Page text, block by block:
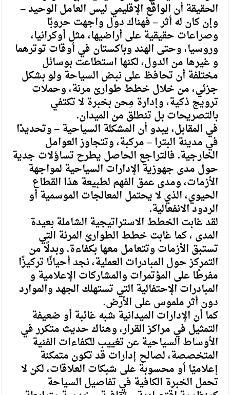
الحقيقة أن الواقع الإقليمي ليس العامل الوحيد –
وإن كان له أثر – فهناك دول واجهت حروبًا
وصراعات حقيقية على أراضيها، مثل أوكرانيا،
وروسيا، وحتى الهند وباكستان في أوقات توترهما
و غيرها من الدول، لكنها استطاعت بوسائل
مختلفة أن تحافظ على نبض السياحة ولو بشكل
جزئي، من خلال خطط طوارئ مرنة، وحملات
ترويج ذكية، وإدارة مِحن بخبرة لا تكتفي
بالتصريحات بل تنطلق من الميدان.
في المقابل، يبدو أن المشكلة السياحية – وتحديدًا
في مدينة البترا – مركبة، وتتجاوز العوامل
الخارجية. فالتراجع الحاصل يطرح تساؤلات جدية
حول مدى جهوزية الإدارات السياحية لمواجهة
الأزمات، ومدى عمق الفهم لطبيعة هذا القطاع
الحيوي، الذي لا يحتمل المعالجات الموسمية أو
الردود الانفعالية.
لقد غابت الخطط الاستراتيجية الشاملة بعيدة
المدى ، كما غابت خطط الطوارئ المرنة التي
تستبق الأزمات وتتعامل معها بكفاءة. وبدلًا من
التمركز حول المبادرات العملية، نجد أحيانًا تركيزًا
مفرطًا على المؤتمرات والمشاركات الإعلامية و
المبادرات الإحتفالية التي تستهلك الجهد والموارد
دون أثر ملموس على الأرض.
كما أن الإدارات الميدانية شبه غائبة أو ضعيفة
التمثيل في مراكز القرار، وهناك حديث متكرر في
الأوساط السياحية عن تغييب للكفاءات الفنية
المتخصصة، لصالح إدارات قد تكون متمكنة
إعلاميًا أو محسوبة على شبكات العلاقات، لكن لا
تحمل الخبرة الكافية في تفاصيل السياحة